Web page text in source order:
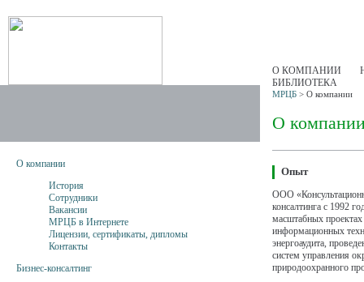
О КОМПАНИИ
БИБЛИОТЕКА
О компании
История
Сотрудники
Вакансии
МРЦБ в Интернете
Лицензии, сертификаты, дипломы
Контакты
Бизнес-консалтинг
МРЦБ > О компании
О
Опыт
ООО
консалтинга с 1992
масштабных проектах
информационных
энергоаудита,
систем управления
природоохранного